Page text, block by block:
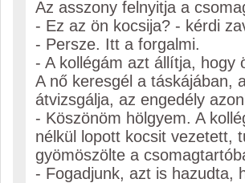
Az asszony felnyitja a
- Ez az ön kocsija? - kérdi
- Persze. Itt a forgalmi.
- A kollégám azt állítja, hogy
A nő keresgél a táskájában,
átvizsgálja, az engedély
- Köszönöm hölgyem. A
nélkül lopott kocsit vezetett,
gyömöszölte a
- Fogadjunk, azt is hazudta,